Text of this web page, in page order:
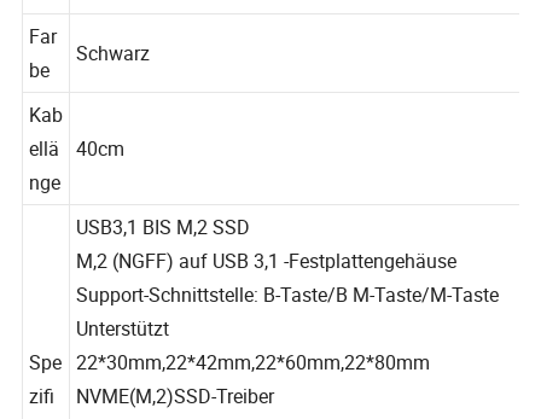
l
Far
be
Kab
ellä
nge
Spe
USB3,1 BIS M,2 SSD
M,2 (NGFF) auf USB 3,1 -Festplattengehäuse
Support-Schnittstelle: B-Taste/B M-Taste/M-Taste
Unterstützt
22*30mm,22*42mm,22*60mm,22*80mm